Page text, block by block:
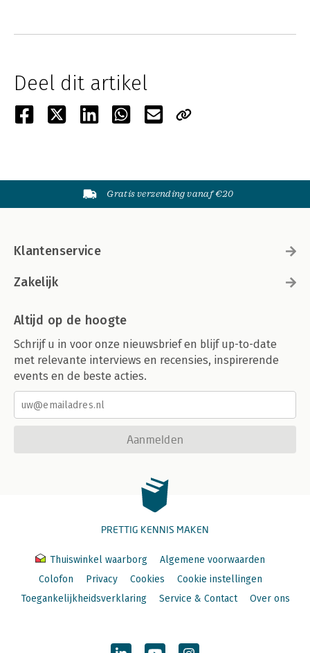
Deel dit artikel
Gratis verzending vanaf €20
Klantenservice
Zakelijk
Altijd op de hoogte
Schrijf u in voor onze nieuwsbrief en blijf up-to-date
met relevante interviews en recensies, inspirerende
events en de beste acties.
Aanmelden
PRETTIG KENNIS MAKEN
Thuiswinkel waarborg
Algemene voorwaarden
Colofon
Privacy Cookies
Cookie instellingen
Toegankelijkheidsverklaring
Service & Contact Over ons